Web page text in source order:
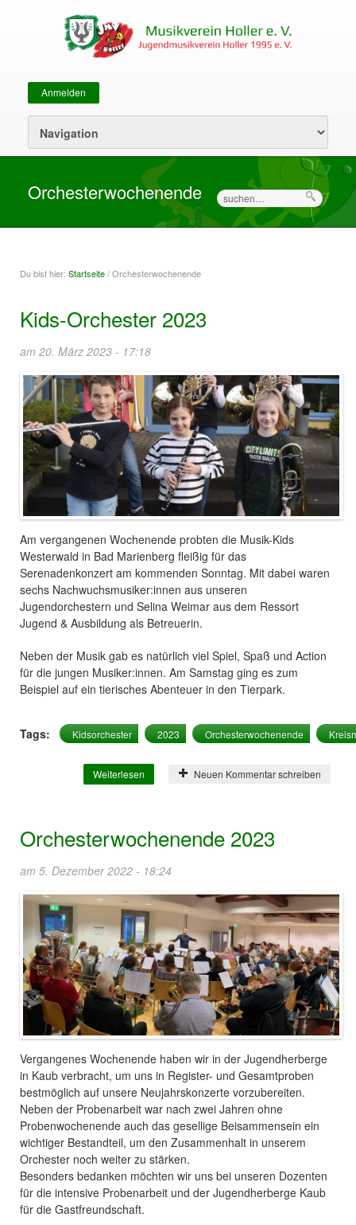
Sekundärmenü
Anmelden
Orchesterwochenende Suche
Du bist hier:
Sie sind hier
Startseite/ Orchesterwochenende
Kids-Orchester 2023
am 20. März 2023 - 17:18
Am vergangenen Wochenende probten die Musik-Kids
Westerwald in Bad Marienberg fleißig für das
Serenadenkonzert am kommenden Sonntag. Mit dabei waren
sechs Nachwuchsmusiker:innen aus unseren
Jugendorchestern und Selina Weimar aus dem Ressort
Jugend & Ausbildung als Betreuerin.
Neben der Musik gab es natürlich viel Spiel, Spaß und Action
für die jungen Musiker:innen. Am Samstag ging es zum
Beispiel auf ein tierisches Abenteuer in den Tierpark.
Tags: Kidsorchester 2023 Orchesterwochenende
Weiterlesen über Kids-Orchester 2023
Neuen Kommentar schreiben
Orchesterwochenende 2023
am 5. Dezember 2022 - 18:24
Vergangenes Wochenende haben wir in der Jugendherberge
in Kaub verbracht, um uns in Register- und Gesamtproben
bestmöglich auf unsere Neujahrskonzerte vorzubereiten.
Neben der Probenarbeit war nach zwei Jahren ohne
Probenwochenende auch das gesellige Beisammensein ein
wichtiger Bestandteil, um den Zusammenhalt in unserem
Orchester noch weiter zu stärken.
Besonders bedanken möchten wir uns bei unseren Dozenten
für die intensive Probenarbeit und der Jugendherberge Kaub
für die Gastfreundschaft.